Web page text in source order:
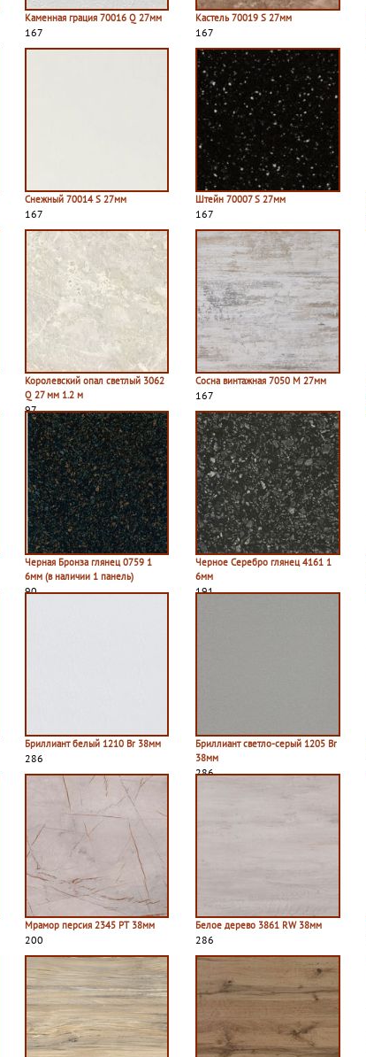
Каменная грация 70016 Q 27мм
167
Кастель 70019 S 27мм
167
Снежный 70014 S 27мм
167
Штейн 70007 S 27мм
167
Королевский опал светлый 3062
Q 27 мм 1.2 м
97
Сосна винтажная 7050 M 27мм
167
Черная Бронза глянец 0759 1
6мм (в наличии 1 панель)
90
Черное Серебро глянец 4161 1
6мм
191
Бриллиант белый 1210 Br 38мм
286
Бриллиант светло-серый 1205 Br
38мм
286
Мрамор персия 2345 PT 38мм
200
Белое дерево 3861 RW 38мм
286